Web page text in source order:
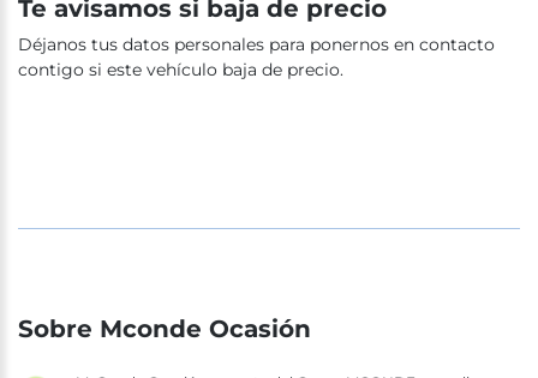
Te avisamos si baja de precio
Déjanos tus datos personales para ponernos en contacto
contigo si este vehículo baja de precio.
Sobre Mconde Ocasión